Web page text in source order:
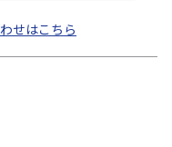
せはこちら